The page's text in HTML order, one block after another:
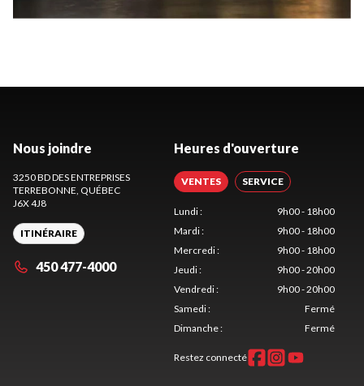
Nous joindre
3250 BD DES ENTREPRISES
TERREBONNE, QUÉBEC
J6X 4J8
ITINÉRAIRE
450 477-4000
Heures d'ouverture
VENTES SERVICE
Lundi:
9h00 - 18h00
Mardi:
9h00 - 18h00
Mercredi:
9h00 - 18h00
Jeudi:
9h00 - 20h00
Vendredi:
9h00 - 20h00
Samedi:
Fermé
Dimanche: Fermé
Restez connecté